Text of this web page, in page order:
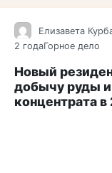
Елизавета
2 годаГорное дело
Новый
добычу руды и
концентрата в